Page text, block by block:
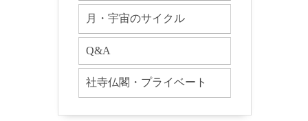
月・宇宙のサイクル
Q&A
社寺仏閣・プライベート